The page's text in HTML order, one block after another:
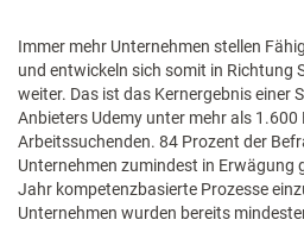
Immer mehr Unternehmen stellen
und entwickeln sich somit in Richtung
weiter. Das ist das Kernergebnis einer
Anbieters Udemy unter mehr als
Arbeitssuchenden. 84 Prozent der
Unternehmen zumindest in Erwägung
Jahr kompetenzbasierte Prozesse
Unternehmen wurden bereits